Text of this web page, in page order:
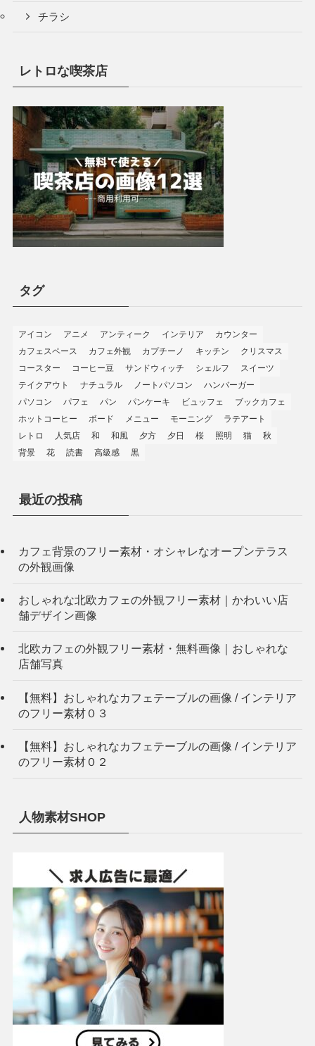
チラシ
レトロな喫茶店
タグ
アイコン アニメ アンティーク インテリア
カウンター
カフェスペース
カフェ外観 カプチーノ キッチン
クリスマス
コースター
コーヒー豆 サンドウィッチ シェルフ
スイーツ
テイクアウト
ナチュラル ノートパソコン
ハンバーガー
パソコン
パフェ パン パンケーキ ビュッフェ
ブックカフェ
ホットコーヒー
ボード メニュー モーニング
ラテアート
レトロ
人気店 和 和風 夕方 夕日 桜 照明 猫
秋
背景
花 読書 高級感 黒
最近の投稿
カフェ背景のフリー素材・オシャレなオープンテラス
の外観画像
おしゃれな北欧カフェの外観フリー素材｜かわいい店
舗デザイン画像
北欧カフェの外観フリー素材・無料画像｜おしゃれな
店舗写真
【無料】おしゃれなカフェテーブルの画像 / インテリア
のフリー素材０３
【無料】おしゃれなカフェテーブルの画像 / インテリア
のフリー素材０２
人物素材SHOP